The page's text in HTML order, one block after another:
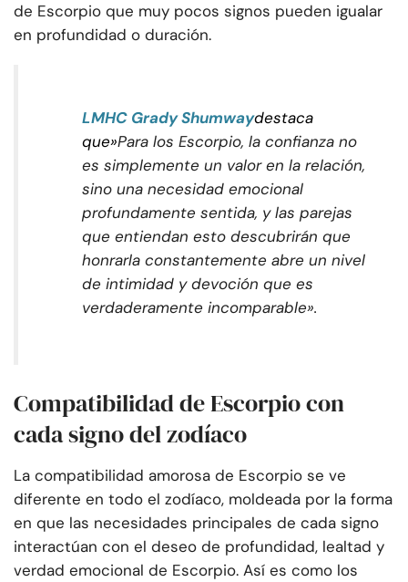
de Escorpio que muy pocos signos pueden igualar
en profundidad o duración.
LMHC Grady Shumwaydestaca
que»Para los Escorpio, la confianza no
es simplemente un valor en la relación,
sino una necesidad emocional
profundamente sentida, y las parejas
que entiendan esto descubrirán que
honrarla constantemente abre un nivel
de intimidad y devoción que es
verdaderamente incomparable».
Compatibilidad de Escorpio con
cada signo del zodíaco
La compatibilidad amorosa de Escorpio se ve
diferente en todo el zodíaco, moldeada por la forma
en que las necesidades principales de cada signo
interactúan con el deseo de profundidad, lealtad y
verdad emocional de Escorpio. Así es como los